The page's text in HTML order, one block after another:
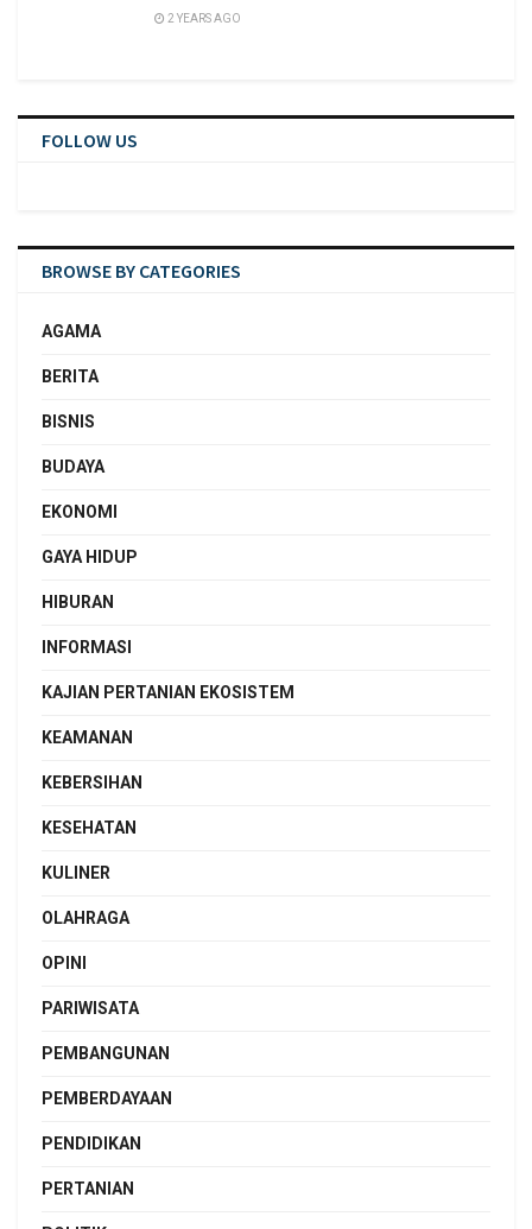
2 YEARS AGO
FOLLOW US
BROWSE BY CATEGORIES
AGAMA
BERITA
BISNIS
BUDAYA
EKONOMI
GAYA HIDUP
HIBURAN
INFORMASI
KAJIAN PERTANIAN EKOSISTEM
KEAMANAN
KEBERSIHAN
KESEHATAN
KULINER
OLAHRAGA
OPINI
PARIWISATA
PEMBANGUNAN
PEMBERDAYAAN
PENDIDIKAN
PERTANIAN